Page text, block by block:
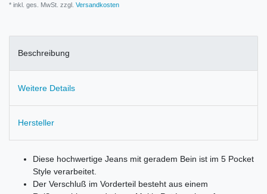
* inkl. ges. MwSt. zzgl. Versandkosten
Beschreibung
Weitere Details
Hersteller
Diese hochwertige Jeans mit geradem Bein ist im 5 Pocket
Style verarbeitet.
Der Verschluß im Vorderteil besteht aus einem